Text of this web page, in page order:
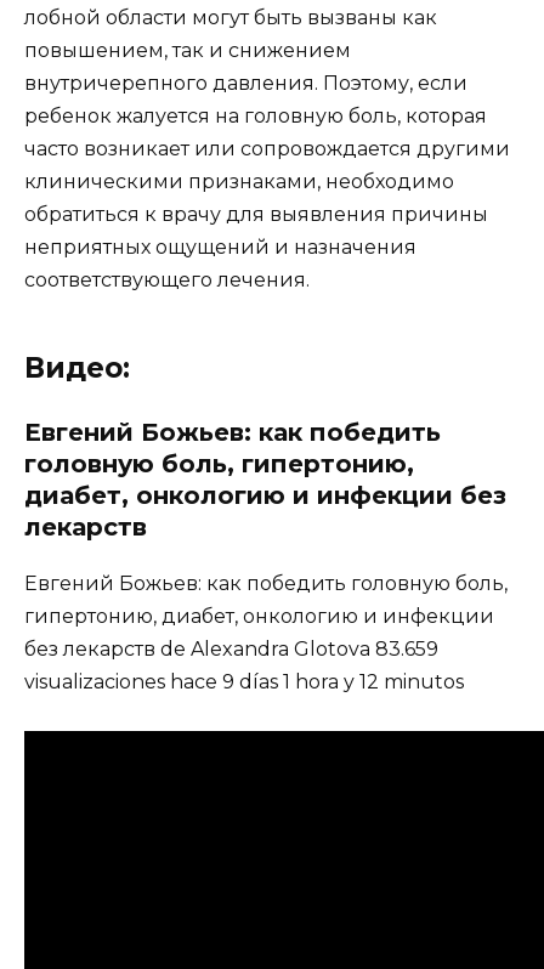
лобной области могут быть вызваны как
повышением, так и снижением
внутричерепного давления. Поэтому, если
ребенок жалуется на головную боль, которая
часто возникает или сопровождается другими
клиническими признаками, необходимо
обратиться к врачу для выявления причины
неприятных ощущений и назначения
соответствующего лечения.
Видео:
Евгений Божьев: как победить
головную боль, гипертонию,
диабет, онкологию и инфекции без
лекарств
Евгений Божьев: как победить головную боль,
гипертонию, диабет, онкологию и инфекции
без лекарств de Alexandra Glotova 83.659
visualizaciones hace 9 días 1 hora y 12 minutos